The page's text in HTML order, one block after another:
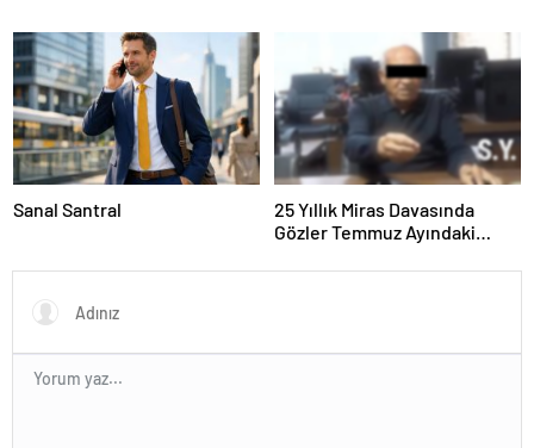
Sanal Santral
25 Yıllık Miras Davasında
Gözler Temmuz Ayındaki